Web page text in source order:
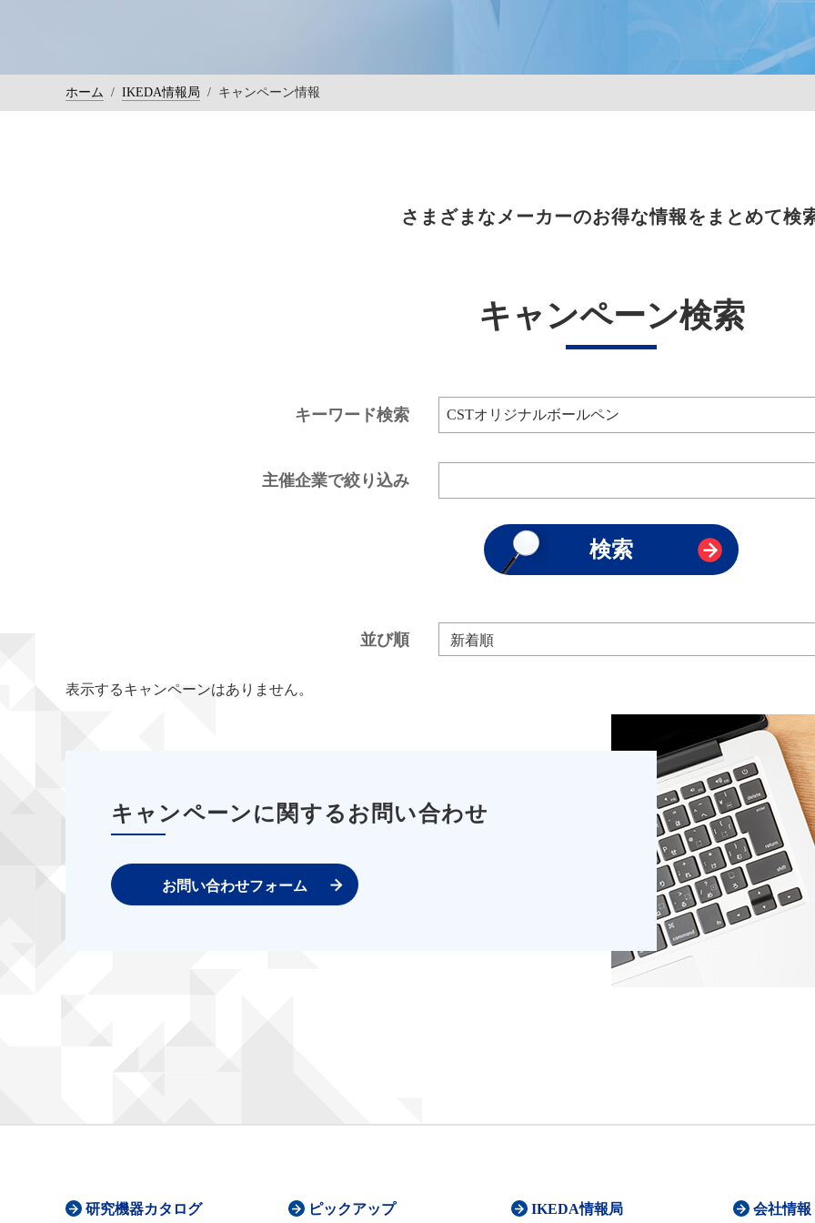
ホーム / IKEDA情報局 / キャンペーン情報
さまざまなメーカーのお得な情報をまとめて検
キャンペーン検索
キーワード検索
主催企業で絞り込み
並び順
表示するキャンペーンはありません。
キャンペーンに関するお問い合わせ
お問い合わせフォーム
研究機器カタログ ピックアップ IKEDA情報局 会社情報